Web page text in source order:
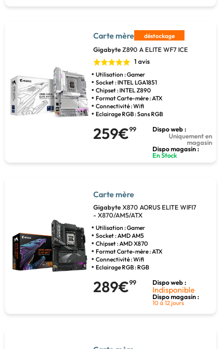
Carte mère déstockage
GigabyteZ890 A ELITE WF7 ICE
1 avis
Utilisation : Gamer
Socket : INTEL LGA1851
Chipset : INTEL Z890
Format Carte-mère : ATX
Connectivité : Wifi
Eclairage RGB : Sans RGB
259€99
Dispo web :
Uniquement en
magasin
Dispo magasin :
En Stock
Carte mère
GigabyteX870 AORUS ELITE WIFI7
- X870/AM5/ATX
Utilisation : Gamer
Socket : AMD AM5
Chipset : AMD X870
Format Carte-mère : ATX
Connectivité : Wifi
Eclairage RGB : RGB
289€99 Dispo web :
Indisponible
Dispo magasin :
10 à 12 jours